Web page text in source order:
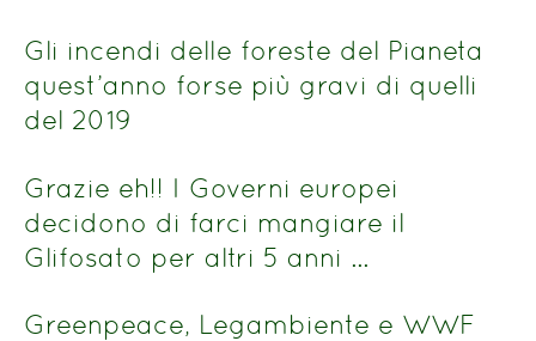
Gli incendi delle foreste del Pianeta
quest’anno forse più gravi di quelli
del 2019
Grazie eh!! I Governi europei
decidono di farci mangiare il
Glifosato per altri 5 anni …
Greenpeace, Legambiente e WWF